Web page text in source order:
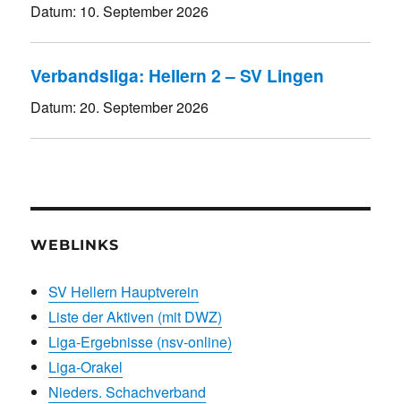
Datum: 10. September 2026
Verbandsliga: Hellern 2 – SV Lingen
Datum:20. September 2026
WEBLINKS
SV Hellern Hauptverein
Liste der Aktiven (mit DWZ)
Liga-Ergebnisse (nsv-online)
Liga-Orakel
Nieders. Schachverband